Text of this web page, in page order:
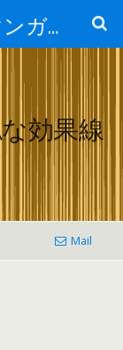
【無料・商用可能】マンガ素材 イラレ用epsとpng画像素材集
効果線
Mail